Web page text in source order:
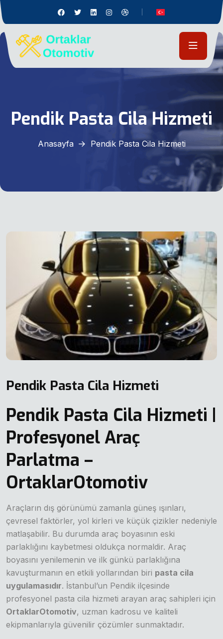
Pendik Pasta Cila Hizmeti
Anasayfa Pendik Pasta Cila Hizmeti
Pendik Pasta Cila Hizmeti
Pendik Pasta Cila Hizmeti |
Profesyonel Araç
Parlatma –
OrtaklarOtomotiv
Araçların dış görünümü zamanla güneş ışınları,
çevresel faktörler, yol kirleri ve küçük çizikler nedeniyle
matlaşabilir. Bu durumda araç boyasının eski
parlaklığını kaybetmesi oldukça normaldir. Araç
boyasını yenilemenin ve ilk günkü parlaklığına
kavuşturmanın en etkili yollarından biri pasta cila
uygulamasıdır. İstanbul’un Pendik ilçesinde
profesyonel pasta cila hizmeti arayan araç sahipleri için
OrtaklarOtomotiv, uzman kadrosu ve kaliteli
ekipmanlarıyla güvenilir çözümler sunmaktadır.